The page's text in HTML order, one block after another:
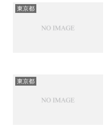
東京都
東京都